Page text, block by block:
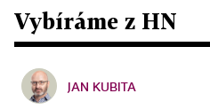
Vybíráme z HN
JAN KUBITA